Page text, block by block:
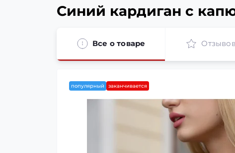
Синий кардиган с
Все о товаре Отзывов
популярный заканчивается